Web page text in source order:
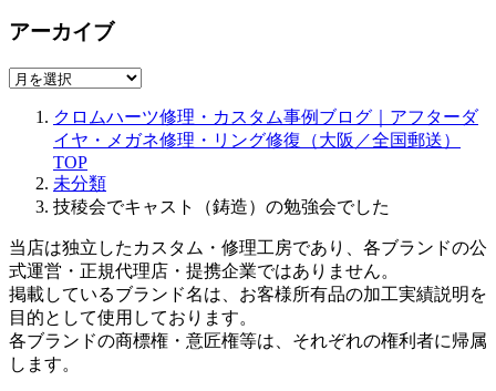
アーカイブ
ア
クロムハーツ修理・カスタム事例ブログ｜アフターダ
イヤ・メガネ修理・リング修復（大阪／全国郵送）
TOP
未分類
技稜会でキャスト（鋳造）の勉強会でした
当店は独立したカスタム・修理工房であり、各ブランドの公
式運営・正規代理店・提携企業ではありません。
掲載しているブランド名は、お客様所有品の加工実績説明を
目的として使用しております。
各ブランドの商標権・意匠権等は、それぞれの権利者に帰属
します。